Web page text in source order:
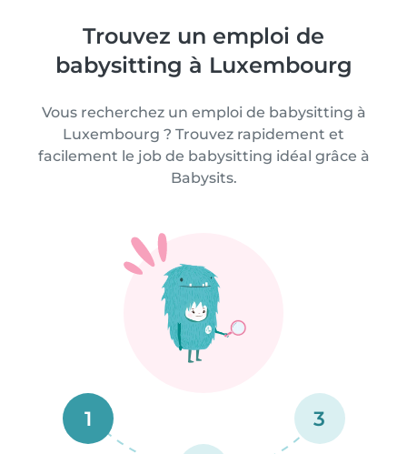
Trouvez un emploi de
babysitting à Luxembourg
Vous recherchez un emploi de babysitting à
Luxembourg ? Trouvez rapidement et
facilement le job de babysitting idéal grâce à
Babysits.
1 3